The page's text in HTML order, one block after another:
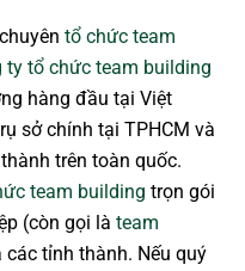
tổ chức team
ty tổ chức team building
hàng đầu tại Việt
sở chính tại TPHCM và
trên toàn quốc.
team building trọn gói
(còn gọi là team
các tỉnh thành. Nếu quý